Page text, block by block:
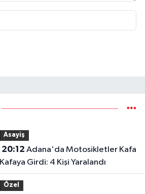
Asayiş
20:12
Kafaya Girdi: 4 Kişi Yaralandı
Özel